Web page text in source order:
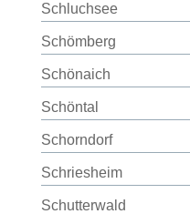
Schluchsee
Schömberg
Schönaich
Schöntal
Schorndorf
Schriesheim
Schutterwald